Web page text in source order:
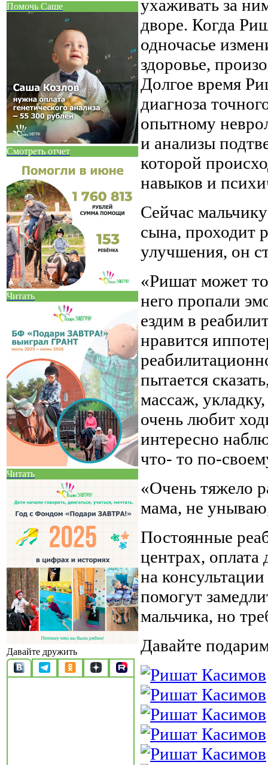
Помочь Саше
Смотреть отчет
Читать
Читать
Давайте дружить
ухаживать за
дворе. Когда
одночасье
здоровье,
Долгое время
диагноза
опытному
и анализы
которой
навыков и
Сейчас
сына, проходит
улучшения, он
«Ришат может
него пропали
ездим в
нравится
пытается
массаж,
очень любит
интересно
что- то по-
«Очень тяжело
мама, не
Постоянные
центрах, оплата
на
помогут
мальчика, но
Давайте